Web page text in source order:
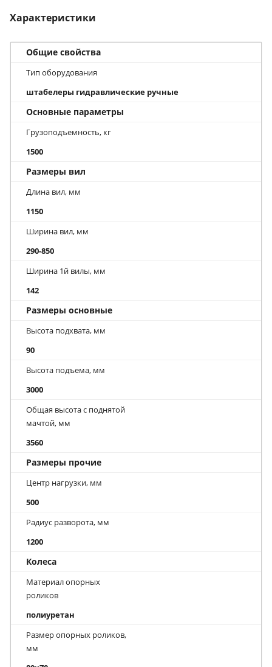
Характеристики
Общие свойства
Тип оборудования
штабелеры гидравлические ручные
Основные параметры
Грузоподъемность, кг
1500
Размеры вил
Длина вил, мм
1150
Ширина вил, мм
290-850
Ширина 1й вилы, мм
142
Размеры основные
Высота подхвата, мм
90
Высота подъема, мм
3000
Общая высота с поднятой
мачтой, мм
3560
Размеры прочие
Центр нагрузки, мм
500
Радиус разворота, мм
1200
Колеса
Материал опорных
роликов
полиуретан
Размер опорных роликов,
мм